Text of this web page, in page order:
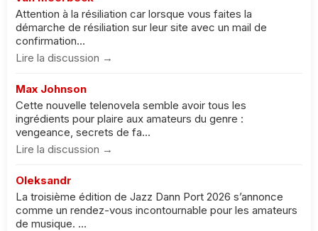
Attention à la résiliation car lorsque vous faites la
démarche de résiliation sur leur site avec un mail de
confirmation...
Lire la discussion →
Max Johnson
Cette nouvelle telenovela semble avoir tous les
ingrédients pour plaire aux amateurs du genre :
vengeance, secrets de fa...
Lire la discussion →
Oleksandr
La troisième édition de Jazz Dann Port 2026 s’annonce
comme un rendez-vous incontournable pour les amateurs
de musique. ...